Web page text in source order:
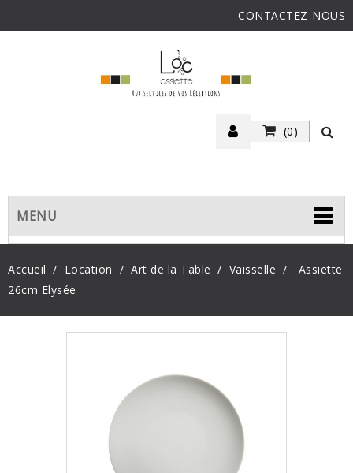
CONTACTEZ-NOUS
(0)
MENU
Accueil Location Art de la Table Vaisselle
Assiette
26cm Elysée